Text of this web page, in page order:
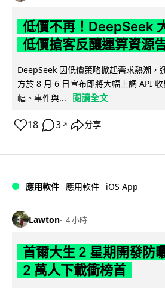
低價不再！DeepSeek
低價搶客反釀運算資源
DeepSeek 因低價策略掀起需求熱潮，
方於 8 月 6 日宣布即將大幅上調 API
幅。事件與...
閱讀全文
18 3 ↗ 分享
應用軟件 應用軟件 iOS App
Lawton 4 小時
首爾大生 2 星期開發防
2 萬人下載衝榜首